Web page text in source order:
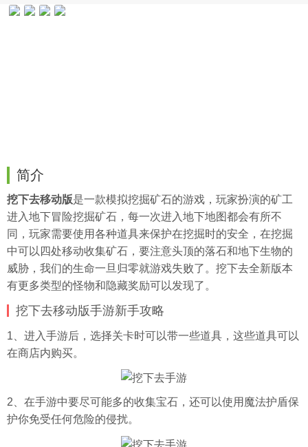
简介
挖下去移动版是一款模拟挖掘矿石的游戏，玩家扮演的矿工
进入地下冒险挖掘矿石，每一次进入地下地图都会有所不
同，玩家需要使用各种道具来保护在挖掘时的安全，在挖掘
中可以四处移动收集矿石，要注意头顶的落石和地下生物的
威胁，我们的生命一旦归零就游戏失败了。挖下去全新版本
有更多类型的怪物和隐藏奖励可以发现了。
挖下去移动版手游新手攻略
1、进入手游后，选择关卡时可以带一些道具，这些道具可以
在商店内购买。
2、在手游中要尽可能多的收集宝石，还可以使用魔法护盾保
护你免受任何危险的侵扰。